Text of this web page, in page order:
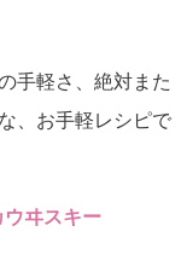
手軽さ、絶対また
、お手軽レシピで
ヰスキー